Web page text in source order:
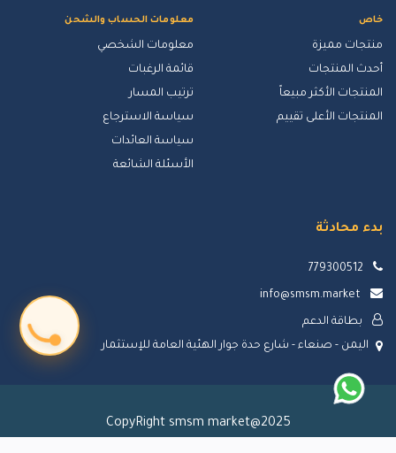
خاص
منتجات مميزة
أحدث المنتجات
المنتجات الأكثر مبيعاً
المنتجات الأعلى تقييم
معلومات الحساب والشحن
معلومات الشخصي
قائمة الرغبات
ترتيب المسار
سياسة الاسترجاع
سياسة العائدات
الأسئلة الشائعة
بدء محادثة
779300512
info@smsm.market
بطاقة الدعم
اليمن - صنعاء - شارع حدة جوار الهئية العامة للإستثمار
CopyRight smsm market@2025